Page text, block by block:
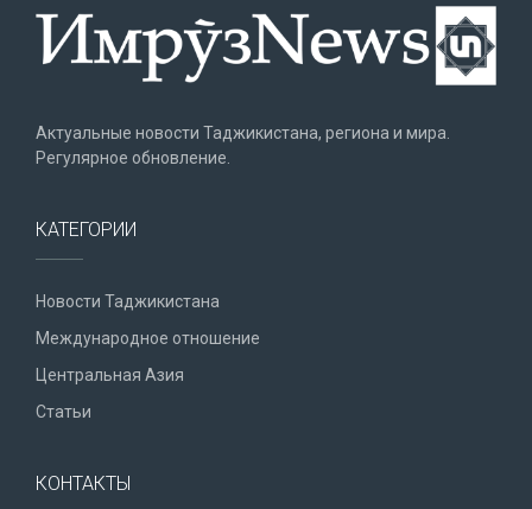
Актуальные новости Таджикистана, региона и мира.
Регулярное обновление.
КАТЕГОРИИ
Новости Таджикистана
Международное отношение
Центральная Азия
Статьи
КОНТАКТЫ